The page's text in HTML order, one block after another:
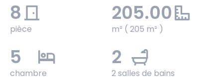
8
pièce
205.00
m² ( 205 m² )
5
chambre
2
2 salles de bains